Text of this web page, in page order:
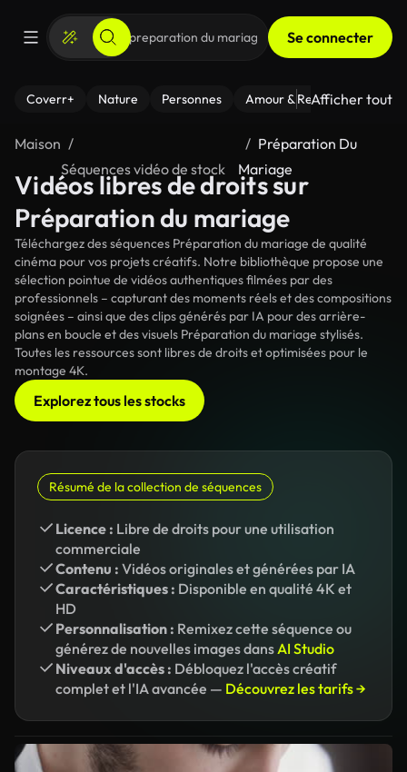
Se connecter
Coverr+ Nature Personnes Amour & Relations Le
Afficher tout
Maison
Séquences vidéo de stock
Préparation Du
Mariage
Vidéos libres de droits sur
Préparation du mariage
Téléchargez des séquences Préparation du mariage de qualité
cinéma pour vos projets créatifs. Notre bibliothèque propose une
sélection pointue de vidéos authentiques filmées par des
professionnels – capturant des moments réels et des compositions
soignées – ainsi que des clips générés par IA pour des arrière-
plans en boucle et des visuels Préparation du mariage stylisés.
Toutes les ressources sont libres de droits et optimisées pour le
montage 4K.
Explorez tous les stocks
Résumé de la collection de séquences
Licence : Libre de droits pour une utilisation
commerciale
Contenu : Vidéos originales et générées par IA
Caractéristiques : Disponible en qualité 4K et
HD
Personnalisation : Remixez cette séquence ou
générez de nouvelles images dansAI Studio
Niveaux d'accès : Débloquez l'accès créatif
complet et l'IA avancée — Découvrez les tarifs →